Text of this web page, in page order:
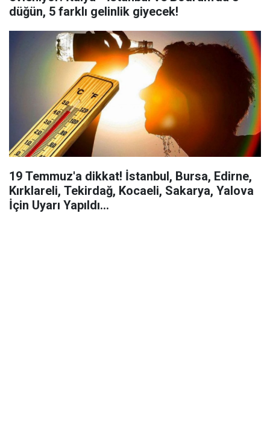
düğün, 5 farklı gelinlik giyecek!
19 Temmuz'a dikkat! İstanbul, Bursa, Edirne,
Kırklareli, Tekirdağ, Kocaeli, Sakarya, Yalova
İçin Uyarı Yapıldı...